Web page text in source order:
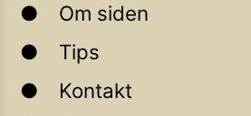
Om siden
Tips
Kontakt